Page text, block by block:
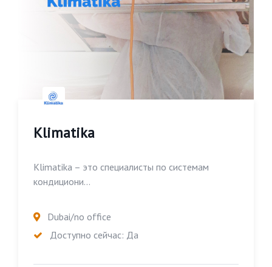
Klimatika
Klimatika – это специалисты по системам
кондициони...
Dubai/no office
Доступно сейчас: Да